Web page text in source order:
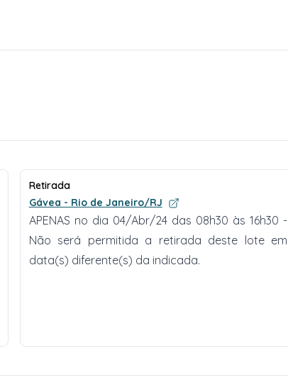
Retirada
Gávea - Rio de Janeiro/RJ
APENAS no dia 04/Abr/24 das 08h30 às 16h30 -
Não será permitida a retirada deste lote em
data(s) diferente(s) da indicada.